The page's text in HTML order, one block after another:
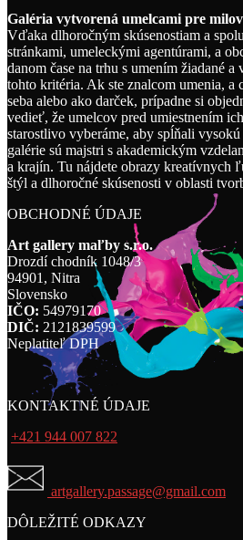
Galéria vytvorená umelcami pre
Vďaka dlhoročným skúsenostiam a
stránkami, umeleckými agentúrami, a
danom čase na trhu s umením žiadané
tohto kritéria. Ak ste znalcom umenia, a
seba alebo ako darček, prípadne si
vedieť, že umelcov pred umiestnením
starostlivo vyberáme, aby spĺňali
galérie sú majstri s akademickým
a krajín. Tu nájdete obrazy kreatívnych
štýl a dlhoročné skúsenosti v oblasti
OBCHODNÉ ÚDAJE
Art gallery maľby s.r.o.
Drozdí chodník 1048/3
94901, Nitra
Slovensko
IČO: 54979170
DIČ: 2121839599
Neplatiteľ DPH
KONTAKTNÉ ÚDAJE
+421 944 007 822
artgallery.passage@gmail.com
DÔLEŽITÉ ODKAZY